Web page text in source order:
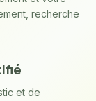
recherche
et de